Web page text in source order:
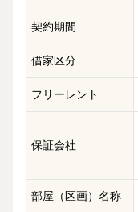
契約期間
借家区分
フリーレント
保証会社
部屋（区画）名称